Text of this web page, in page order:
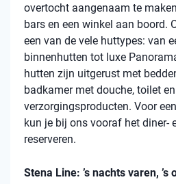
overtocht aangenaam te
bars en een winkel aan boord.
een van de vele huttypes: van
binnenhutten tot luxe
hutten zijn uitgerust met
badkamer met douche, toilet en
verzorgingsproducten. Voor
kun je bij ons vooraf het
reserveren.
Stena Line: ’s nachts varen,